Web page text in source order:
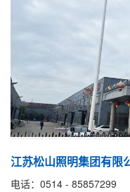
江苏松山照明集团有限
电话：0514 - 85857299